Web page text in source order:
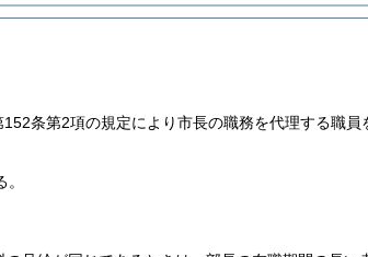
152条第2項の規定により市長の職務を代理する職員